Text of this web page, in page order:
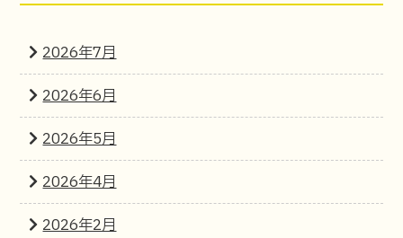
2026年7月
2026年6月
2026年5月
2026年4月
2026年2月